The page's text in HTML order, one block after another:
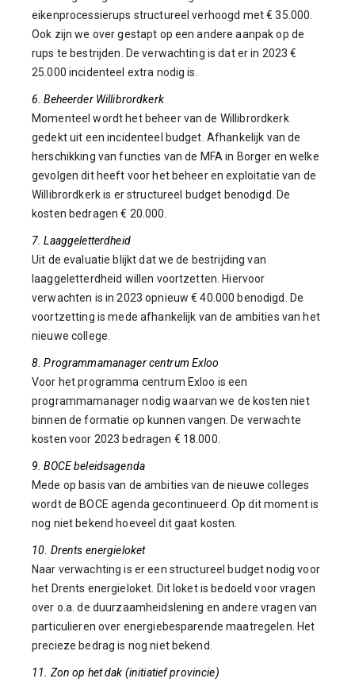
eikenprocessierups structureel verhoogd met € 35.000.
Ook zijn we over gestapt op een andere aanpak op de
rups te bestrijden. De verwachting is dat er in 2023 €
25.000 incidenteel extra nodig is.
6. Beheerder Willibrordkerk
Momenteel wordt het beheer van de Willibrordkerk
gedekt uit een incidenteel budget. Afhankelijk van de
herschikking van functies van de MFA in Borger en welke
gevolgen dit heeft voor het beheer en exploitatie van de
Willibrordkerk is er structureel budget benodigd. De
kosten bedragen € 20.000.
7. Laaggeletterdheid
Uit de evaluatie blijkt dat we de bestrijding van
laaggeletterdheid willen voortzetten. Hiervoor
verwachten is in 2023 opnieuw € 40.000 benodigd. De
voortzetting is mede afhankelijk van de ambities van het
nieuwe college.
8. Programmamanager centrum Exloo
Voor het programma centrum Exloo is een
programmamanager nodig waarvan we de kosten niet
binnen de formatie op kunnen vangen. De verwachte
kosten voor 2023 bedragen € 18.000.
9. BOCE beleidsagenda
Mede op basis van de ambities van de nieuwe colleges
wordt de BOCE agenda gecontinueerd. Op dit moment is
nog niet bekend hoeveel dit gaat kosten.
10. Drents energieloket
Naar verwachting is er een structureel budget nodig voor
het Drents energieloket. Dit loket is bedoeld voor vragen
over o.a. de duurzaamheidslening en andere vragen van
particulieren over energiebesparende maatregelen. Het
precieze bedrag is nog niet bekend.
11. Zon op het dak (initiatief provincie)